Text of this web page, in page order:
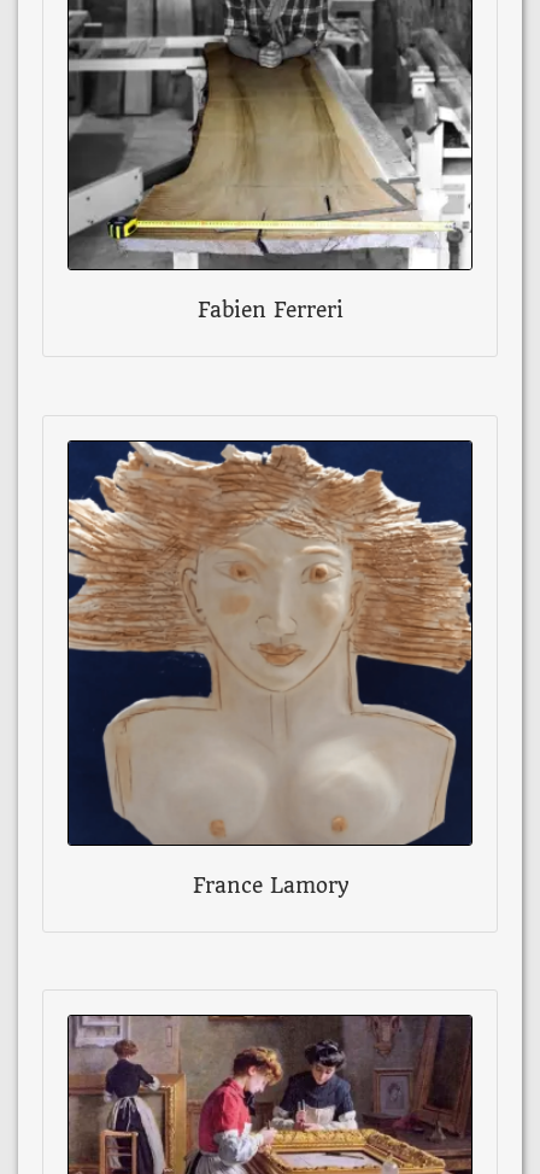
Fabien Ferreri
France Lamory